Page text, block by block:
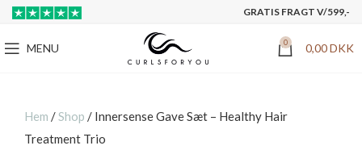
GRATIS FRAGT V/599,-
MENU 0 0,00DKK
Hem /Shop / Innersense Gave Sæt – Healthy Hair
Treatment Trio